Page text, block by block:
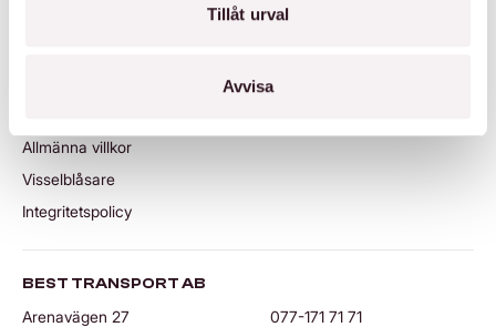
Tillåt urval
Avvisa
Allmänna villkor
Visselblåsare
Integritetspolicy
BEST TRANSPORT AB
Arenavägen 27
077-171 71 71